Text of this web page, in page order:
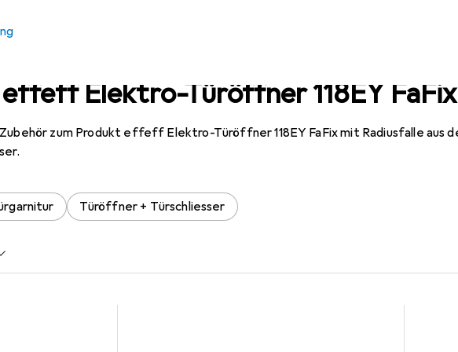
Elektro-Türöffner 118EY
zum Produkt effeff Elektro-Türöffner 118EY FaFix mit Radiusfalle aus
Türöffner + Türschliesser